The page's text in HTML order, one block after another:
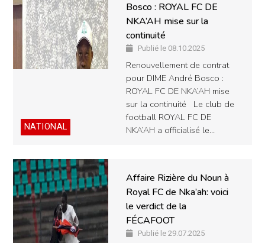
NATIONAL
Bosco : ROYAL FC DE
NKA’AH mise sur la
continuité
Publié le 08.10.2025
Renouvellement de contrat
pour DIME André Bosco :
ROYAL FC DE NKA’AH mise
sur la continuité Le club de
football ROYAL FC DE
NKA’AH a officialisé le…
Affaire Rizière du Noun à
Royal FC de Nka’ah: voici
le verdict de la
FÉCAFOOT
Publié le 29.07.2025